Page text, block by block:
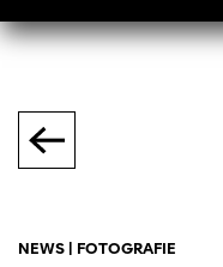
NEWS | FOTOGRAFIE